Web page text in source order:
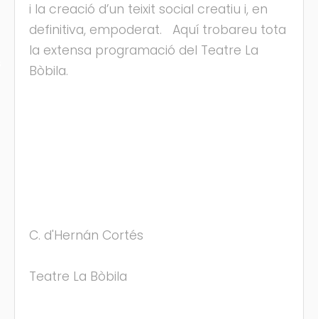
i la creació d’un teixit social creatiu i, en
definitiva, empoderat. Aquí trobareu tota
la extensa programació del Teatre La
Bòbila.
C. d'Hernán Cortés
Teatre La Bòbila